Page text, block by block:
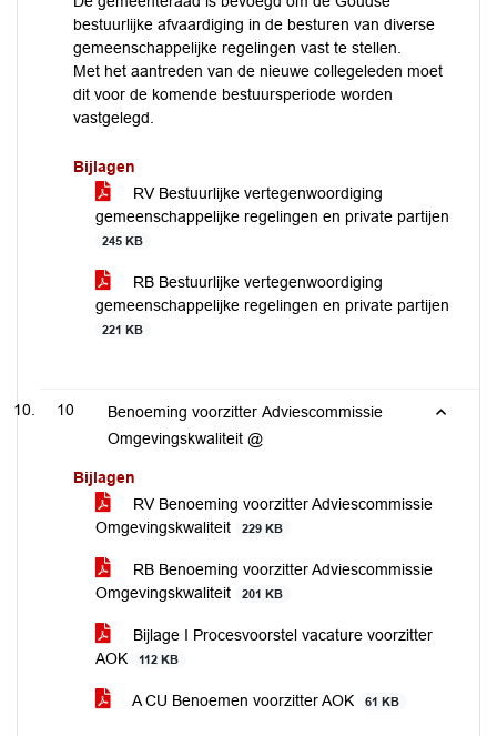
bestuurlijke afvaardiging in de besturen van diverse
gemeenschappelijke regelingen vast te stellen.
Met het aantreden van de nieuwe collegeleden moet
dit voor de komende bestuursperiode worden
vastgelegd.
Bijlagen
RV Bestuurlijke vertegenwoordiging
gemeenschappelijke regelingen en private partijen
245 KB
RB Bestuurlijke vertegenwoordiging
gemeenschappelijke regelingen en private partijen
221 KB
10
Benoeming voorzitter Adviescommissie
Omgevingskwaliteit @
Bijlagen
RV Benoeming voorzitter Adviescommissie
Omgevingskwaliteit
229 KB
RB Benoeming voorzitter Adviescommissie
Omgevingskwaliteit
201 KB
Bijlage I Procesvoorstel vacature voorzitter
AOK
112 KB
A CU Benoemen voorzitter AOK 61 KB